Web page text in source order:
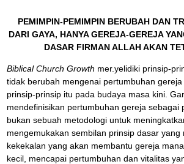
PEMIMPIN-PEMIMPIN BERUBAH DAN
DARI GAYA, HANYA GEREJA-GEREJA
DASAR FIRMAN ALLAH AKAN
Biblical Church Growth mer.yelidiki prinsip-
tidak berubah mengenai pertumbuhan
prinsip-prinsip itu pada budaya masa kini.
mendefinisikan pertumbuhan gereja sebagai
bukan sebuah metodologi untuk
mengemukakan sembilan prinsip dasar yang
kekekalan yang akan membantu gereja
kecil, mencapai pertumbuhan dan vitalitas